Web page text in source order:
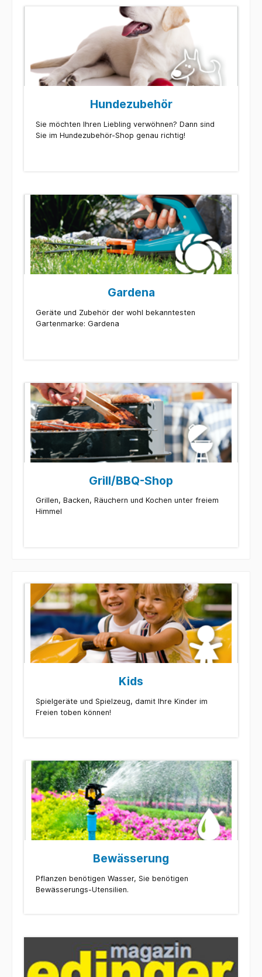
Hundezubehör
Sie möchten Ihren Liebling verwöhnen? Dann sind
Sie im Hundezubehör-Shop genau richtig!
Gardena
Geräte und Zubehör der wohl bekanntesten
Gartenmarke: Gardena
Grill/BBQ-Shop
Grillen, Backen, Räuchern und Kochen unter freiem
Himmel
Kids
Spielgeräte und Spielzeug, damit Ihre Kinder im
Freien toben können!
Bewässerung
Pflanzen benötigen Wasser, Sie benötigen
Bewässerungs-Utensilien.